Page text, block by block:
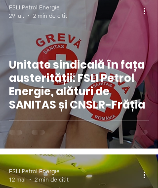
Unitate sindicală în fața
austerității: FSLI Petrol
Energie, alături de
SANITAS și CNSLR-Frăția
FSLI Petrol Energie
29 iul.
2 min de citit
FSLI Petrol Energie
12 mai
2 min de citit